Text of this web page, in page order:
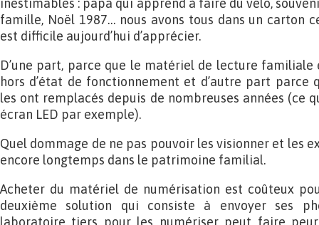
inestimables : papa qui apprend à faire du vélo,
famille, Noël 1987… nous avons tous dans un carton
est difficile aujourd’hui d’apprécier.
D’une part, parce que le matériel de lecture
hors d’état de fonctionnement et d’autre part parce
les ont remplacés depuis de nombreuses années (ce
écran LED par exemple).
Quel dommage de ne pas pouvoir les visionner et les
encore longtemps dans le patrimoine familial.
Acheter du matériel de numérisation est coûteux
deuxième solution qui consiste à envoyer ses
laboratoire tiers pour les numériser peut faire